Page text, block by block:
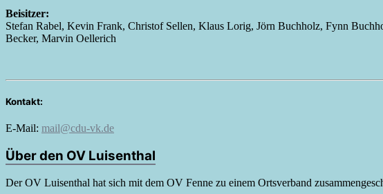
Beisitzer:
Stefan Rabel, Kevin Frank, Christof Sellen, Klaus Lorig, Jörn Buchholz, Fynn
Becker, Marvin Oellerich
Kontakt:
E-Mail: mail@cdu-vk.de
Über den OV Luisenthal
Der OV Luisenthal hat sich mit dem OV Fenne zu einem Ortsverband